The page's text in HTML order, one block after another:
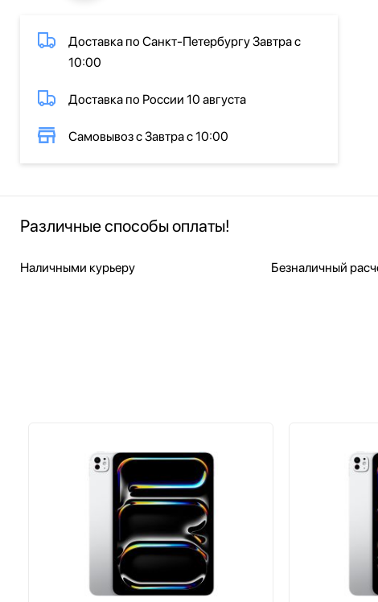
Доставка по Санкт-Петербургу Завтра с
10:00
Доставка по России 10 августа
Самовывоз с Завтра с 10:00
Различные способы оплаты!
Наличными курьеру Безналичный